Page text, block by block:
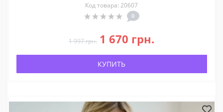
Код товара: 20607
0
1 997 грн. 1 670 грн.
КУПИТЬ